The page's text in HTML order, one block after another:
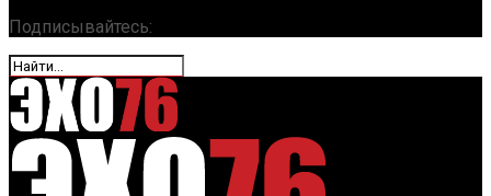
Подписывайтесь: